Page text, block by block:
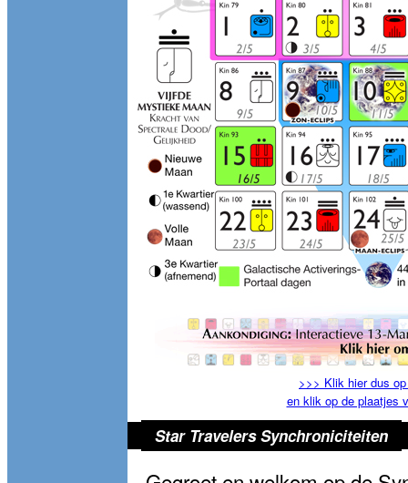
>>> Klik hier dus
en klik op de plaatjes
Star Travelers Synchroniciteiten